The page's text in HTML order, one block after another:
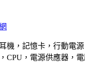
機，記憶卡，行動電
CPU，電源供應器，